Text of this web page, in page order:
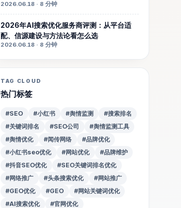
2026.06.18 · 8 分钟
2026年AI搜索优化服务商评测：从平台适
配、信源建设与方法论看怎么选
2026.06.18 · 8 分钟
TAG CLOUD
热门标签
#SEO #小红书 #舆情监测
#搜索排名
#关键词排名
#SEO公司
#舆情监测工具
#舆情优化
#闻传网络
#品牌优化
#小红书seo优化
#网站优化
#品牌维护
#抖音SEO优化
#SEO关键词排名优化
#网络推广
#头条搜索优化
#网站推广
#GEO优化
#GEO
#网站关键词优化
#AI搜索优化
#官网优化